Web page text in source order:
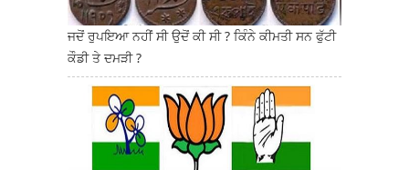
ਜਦੋਂ ਰੁਪਇਆ ਨਹੀਂ ਸੀ ਉਦੋਂ ਕੀ ਸੀ ? ਕਿੰਨੇ ਕੀਮਤੀ ਸਨ ਫੁੱਟੀ
ਕੌਡੀ ਤੇ ਦਮੜੀ ?